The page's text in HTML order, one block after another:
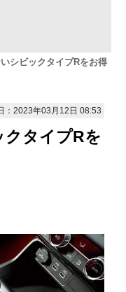
シビックタイプRをお得
：2023年03月12日 08:53
タイプRを